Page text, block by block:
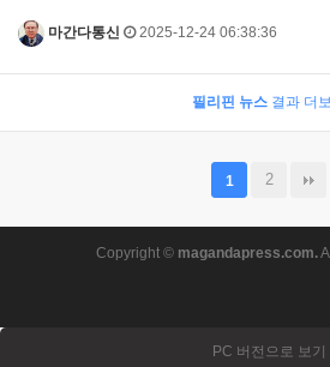
마간다통신 2025-12-24 06:38:36
필리핀 뉴스결과 더
1 2
Copyright © magandapress.com.
PC 버전으로 보기